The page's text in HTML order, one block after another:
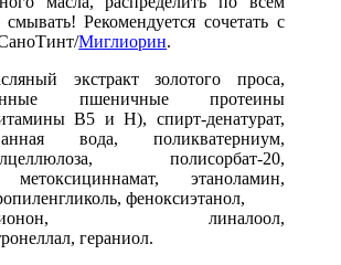
Рекомендуется сочетать с
Миглиорин.
экстракт золотого проса,
пшеничные протеины
В5 и H), спирт-денатурат,
вода, поликватерниум,
полисорбат-20,
метоксициннамат, этаноламин,
феноксиэтанол,
линалоол,
гераниол.